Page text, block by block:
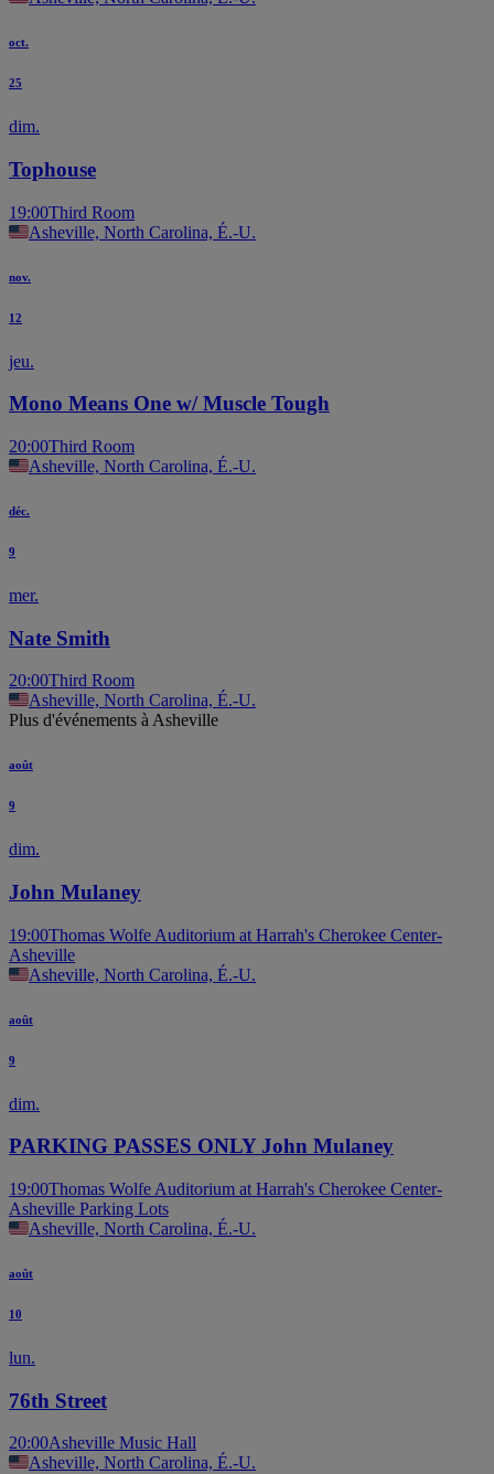
oct.
25
dim.
Tophouse
19:00Third Room
Asheville, North Carolina, É.-U.
nov.
12
jeu.
Mono Means One w/ Muscle Tough
20:00Third Room
Asheville, North Carolina, É.-U.
déc.
9
mer.
Nate Smith
20:00Third Room
Asheville, North Carolina, É.-U.
Plus d'événements à Asheville
août
9
dim.
John Mulaney
19:00Thomas Wolfe Auditorium at Harrah's Cherokee Center-
Asheville
Asheville, North Carolina, É.-U.
août
9
dim.
PARKING PASSES ONLY John Mulaney
19:00Thomas Wolfe Auditorium at Harrah's Cherokee Center-
Asheville Parking Lots
Asheville, North Carolina, É.-U.
août
10
lun.
76th Street
20:00Asheville Music Hall
Asheville, North Carolina, É.-U.